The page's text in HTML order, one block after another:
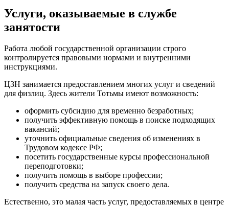
Услуги, оказываемые в службе
занятости
Работа любой государственной организации строго
контролируется правовыми нормами и внутренними
инструкциями.
ЦЗН занимается предоставлением многих услуг и сведений
для физлиц. Здесь жители Тотьмы имеют возможность:
оформить субсидию для временно безработных;
получить эффективную помощь в поиске подходящих
вакансий;
уточнить официальные сведения об изменениях в
Трудовом кодексе РФ;
посетить государственные курсы профессиональной
переподготовки;
получить помощь в выборе профессии;
получить средства на запуск своего дела.
Естественно, это малая часть услуг, предоставляемых в центре